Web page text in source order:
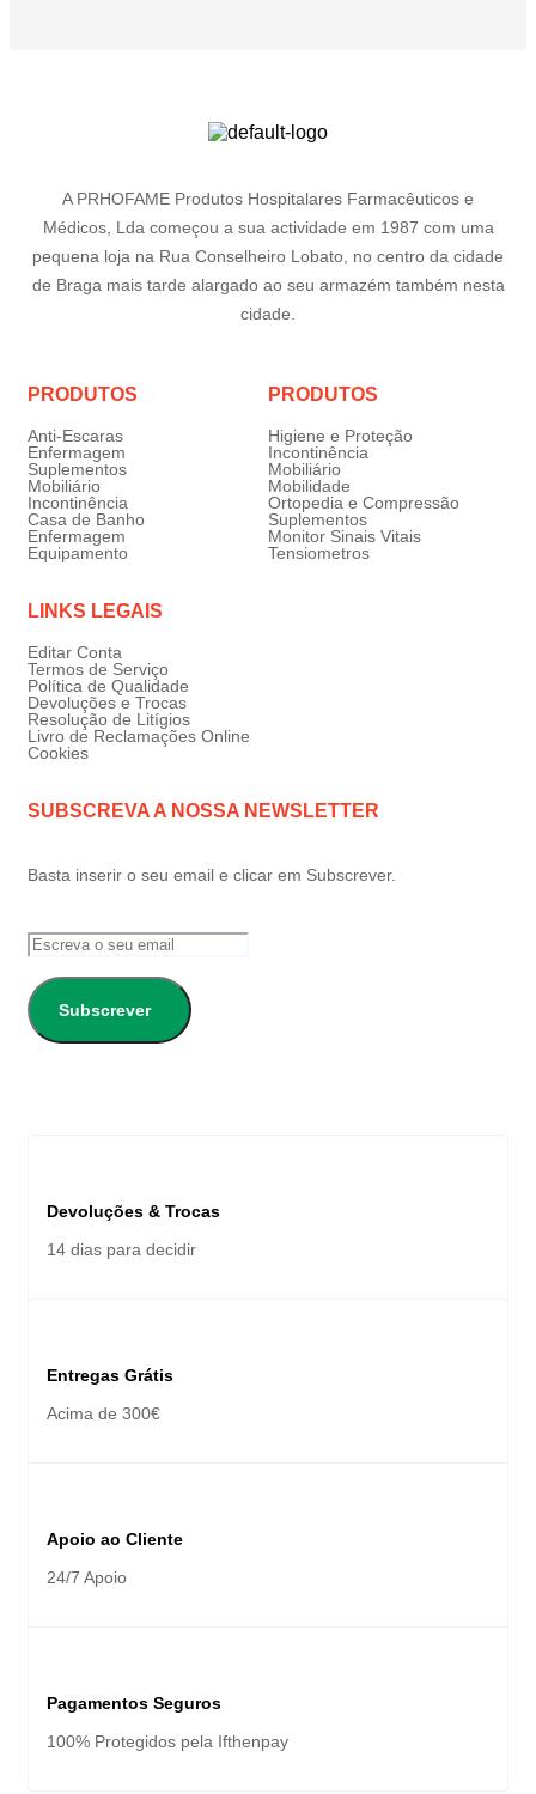
A PRHOFAME Produtos Hospitalares Farmacêuticos e
Médicos, Lda começou a sua actividade em 1987 com uma
pequena loja na Rua Conselheiro Lobato, no centro da cidade
de Braga mais tarde alargado ao seu armazém também nesta
cidade.
PRODUTOS
Anti-Escaras
Enfermagem
Suplementos
Mobiliário
Incontinência
Casa de Banho
Enfermagem
Equipamento
PRODUTOS
Higiene e Proteção
Incontinência
Mobiliário
Mobilidade
Ortopedia e Compressão
Suplementos
Monitor Sinais Vitais
Tensiometros
LINKS LEGAIS
Editar Conta
Termos de Serviço
Política de Qualidade
Devoluções e Trocas
Resolução de Litígios
Livro de Reclamações Online
Cookies
SUBSCREVA A NOSSA NEWSLETTER
Basta inserir o seu email e clicar em Subscrever.
Subscrever
Devoluções & Trocas
14 dias para decidir
Entregas Grátis
Acima de 300€
Apoio ao Cliente
24/7 Apoio
Pagamentos Seguros
100% Protegidos pela Ifthenpay